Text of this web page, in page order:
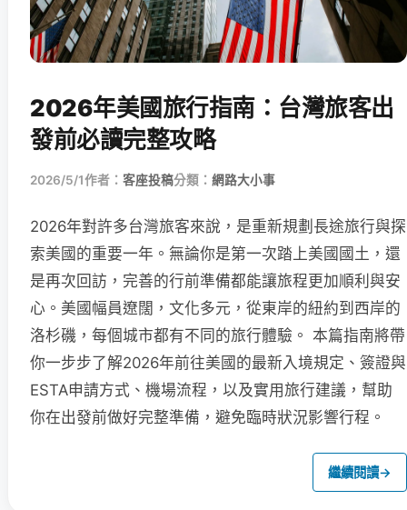
2026年美國旅行指南：台灣旅客出
發前必讀完整攻略
2026/5/1作者： 客座投稿分類： 網路大小事
2026年對許多台灣旅客來說，是重新規劃長途旅行與探
索美國的重要一年。無論你是第一次踏上美國國土，還
是再次回訪，完善的行前準備都能讓旅程更加順利與安
心。美國幅員遼闊，文化多元，從東岸的紐約到西岸的
洛杉磯，每個城市都有不同的旅行體驗。 本篇指南將帶
你一步步了解2026年前往美國的最新入境規定、簽證與
ESTA申請方式、機場流程，以及實用旅行建議，幫助
你在出發前做好完整準備，避免臨時狀況影響行程。
繼續閱讀→